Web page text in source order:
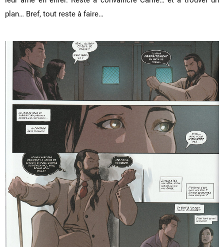
plan… Bref, tout reste à faire…